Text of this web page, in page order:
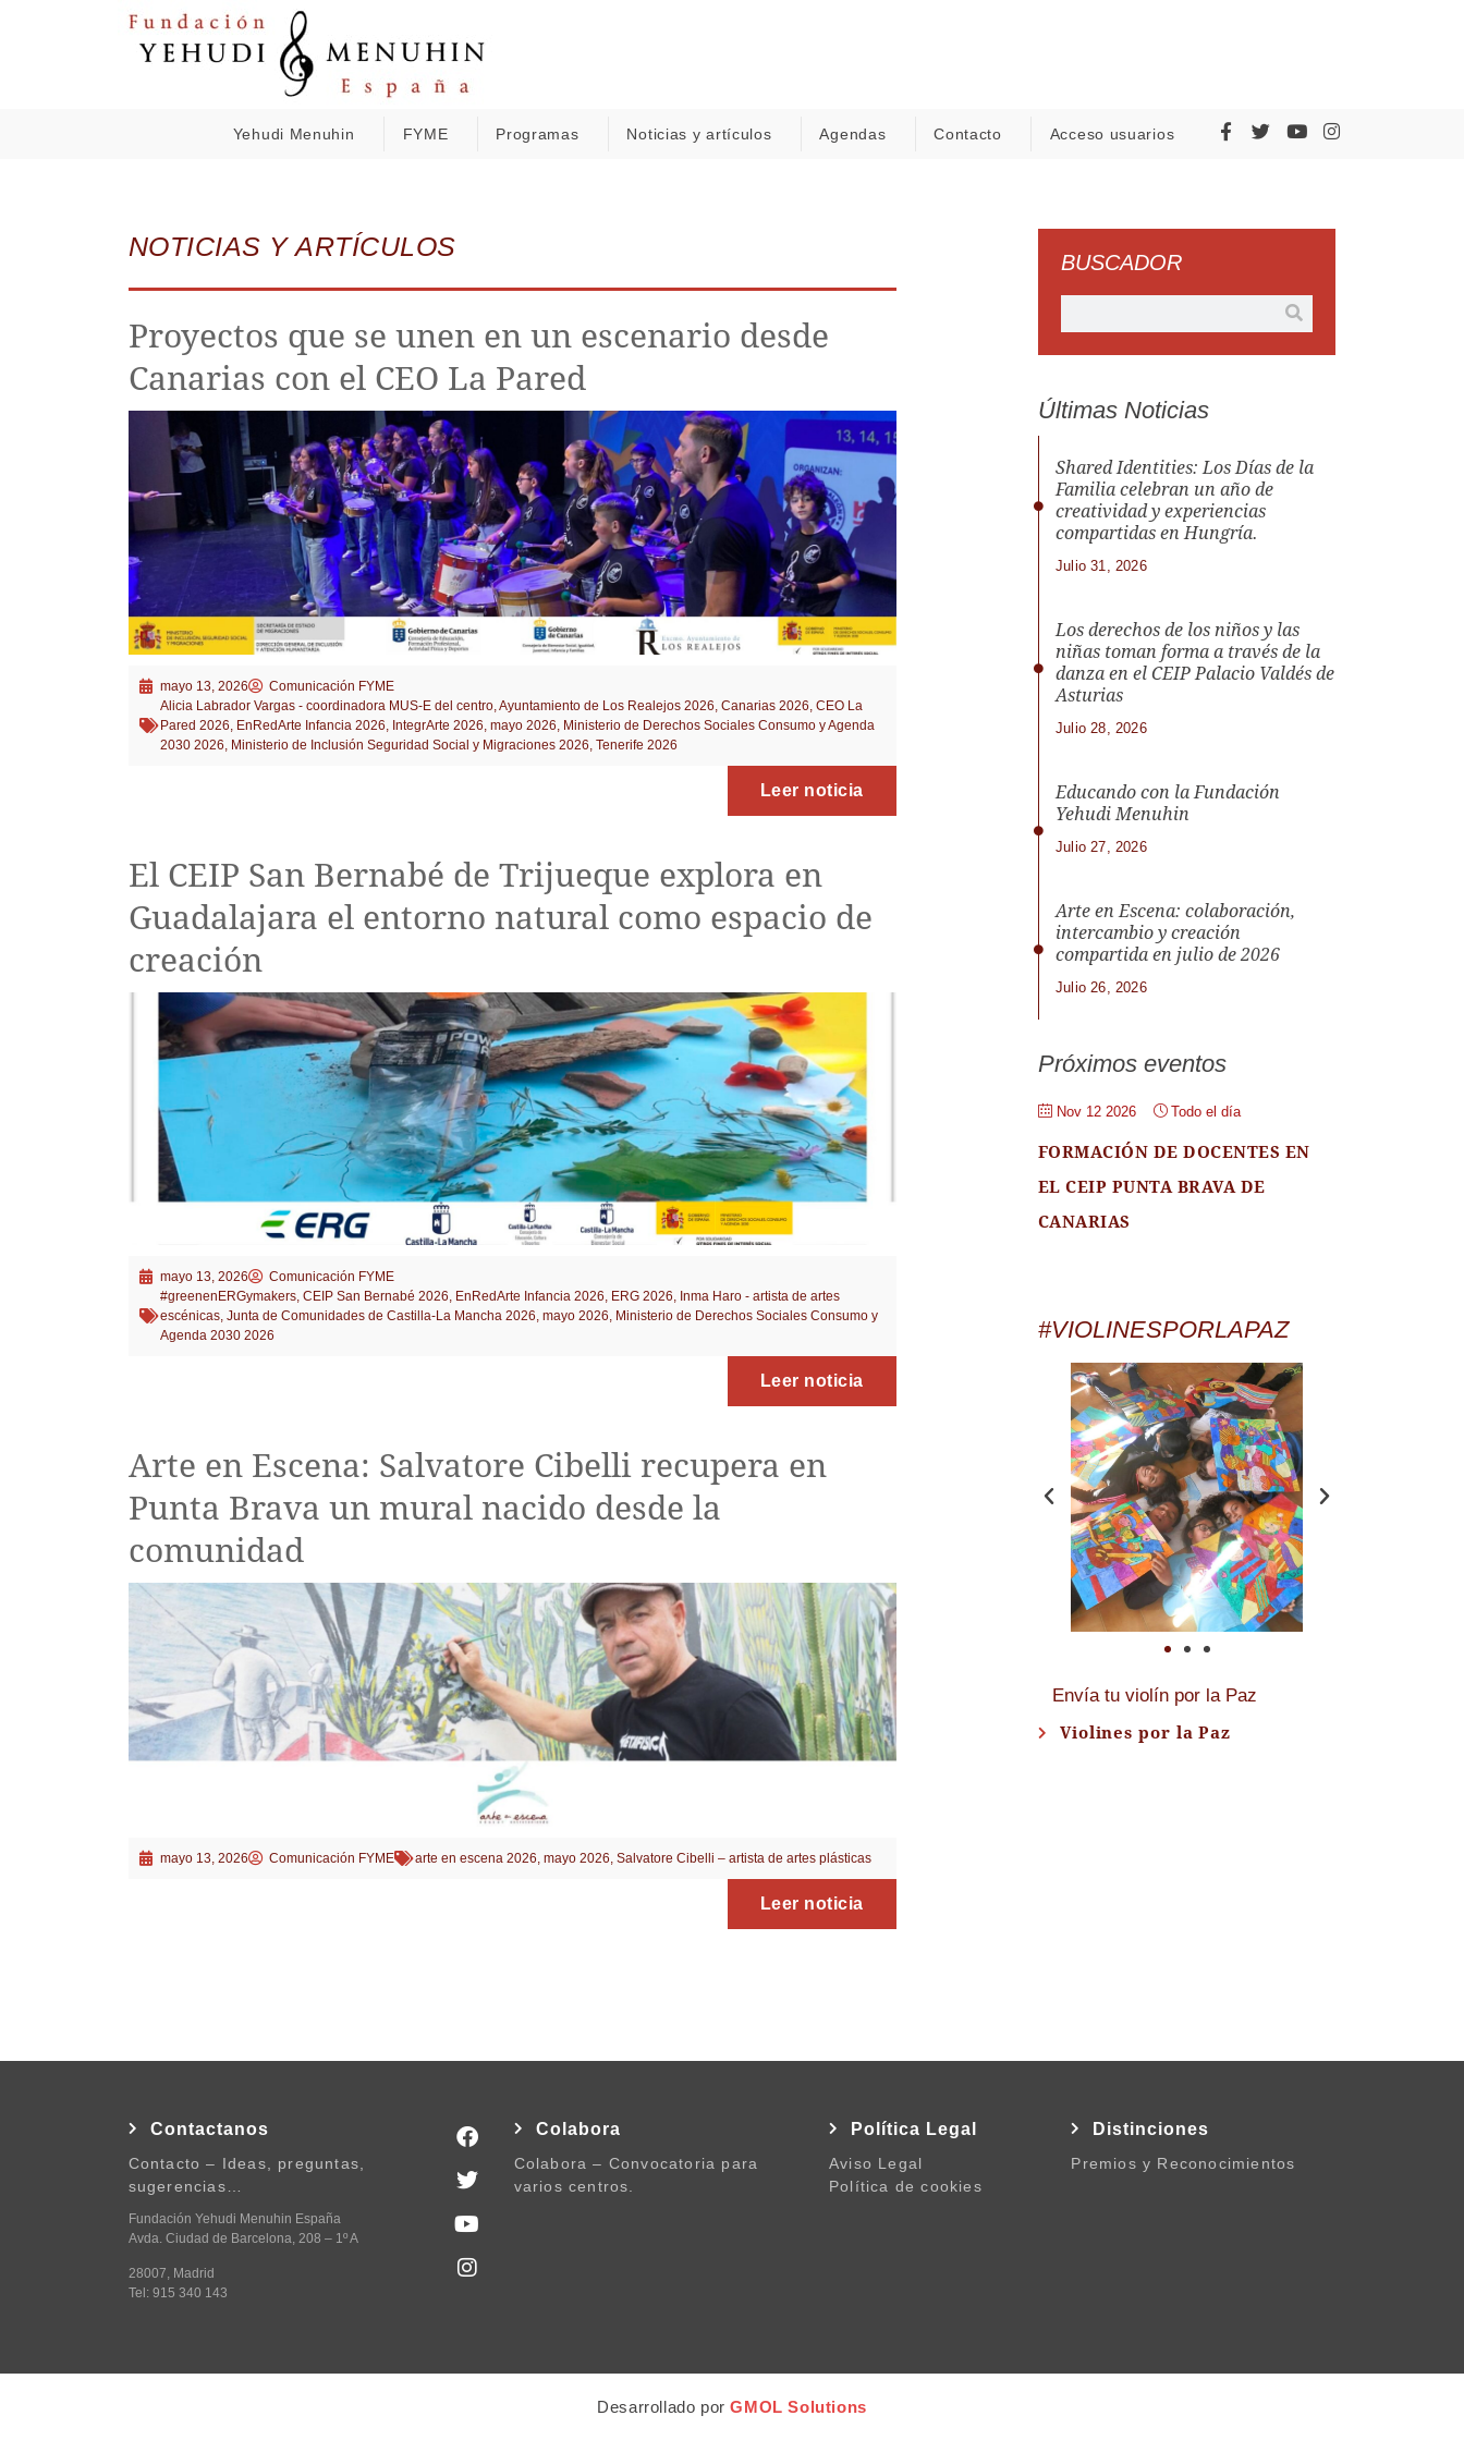
Yehudi Menuhin FYME Programas Noticias y artículos Agendas Contacto Acceso usuarios
NOTICIAS Y ARTÍCULOS
Proyectos que se unen en un escenario desde
Canarias con el CEO La Pared
mayo 13, 2026
Comunicación FYME
Alicia Labrador Vargas - coordinadora MUS-E del centro,Ayuntamiento de Los Realejos 2026, Canarias 2026, CEO La
Pared 2026, EnRedArte Infancia 2026, IntegrArte 2026, mayo 2026, Ministerio de Derechos Sociales Consumo y Agenda
2030 2026, Ministerio de Inclusión Seguridad Social y Migraciones 2026, Tenerife 2026
Leer noticia
El CEIP San Bernabé de Trijueque explora en
Guadalajara el entorno natural como espacio de
creación
mayo 13, 2026
Comunicación FYME
#greenenERGymakers, CEIP San Bernabé 2026 EnRedArte Infancia 2026 ERG 2026 Inma Haro - artista de artes
escénicas, Junta de Comunidades de Castilla-La Mancha 2026 mayo 2026 Ministerio de Derechos Sociales Consumo y
Agenda 2030 2026
Leer noticia
Arte en Escena: Salvatore Cibelli recupera en
Punta Brava un mural nacido desde la
comunidad
mayo 13, 2026 Comunicación FYME arte en escena 2026 mayo 2026 Salvatore Cibelli – artista de artes plásticas
Leer noticia
BUSCADOR
Últimas Noticias
Shared Identities: Los Días de la
Familia celebran un año de
creatividad y experiencias
compartidas en Hungría.
Julio 31, 2026
Los derechos de los niños y las
niñas toman forma a través de la
danza en el CEIP Palacio Valdés de
Asturias
Julio 28, 2026
Educando con la Fundación
Yehudi Menuhin
Julio 27, 2026
Arte en Escena: colaboración,
intercambio y creación
compartida en julio de 2026
Julio 26, 2026
Próximos eventos
Nov 12 2026 Todo el día
FORMACIÓN DE DOCENTES EN
EL CEIP PUNTA BRAVA DE
CANARIAS
#VIOLINESPORLAPAZ
Envía tu violín por la Paz
Violines por la Paz
Contactanos
Contacto – Ideas, preguntas,
sugerencias…
Fundación Yehudi Menuhin España
Avda. Ciudad de Barcelona, 208 – 1º A
28007, Madrid
Tel: 915 340 143
Colabora
Colabora – Convocatoria para
varios centros.
Política Legal
Aviso Legal
Política de cookies
Distinciones
Premios y Reconocimientos
Desarrollado porGMOL Solutions